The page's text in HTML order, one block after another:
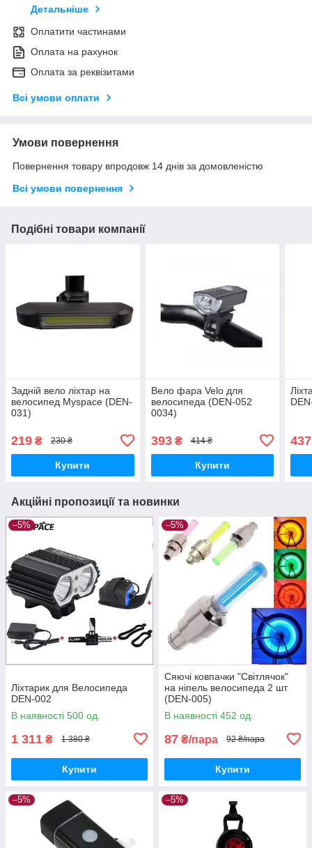
Детальніше
Оплатити частинами
Оплата на рахунок
Оплата за реквізитами
Всі умови оплати
Умови повернення
Повернення товару впродовж 14 днів за домовленістю
Всі умови повернення
Подібні товари компанії
Задній вело ліхтар на
велосипед Myspace (DEN-
031)
219 ₴ 230 ₴
Купити
Вело фара Velo для
велосипеда (DEN-052
0034)
393₴ 414 ₴
Купити
437
Акційні пропозиції та новинки
–5%
Ліхтарик для Велосипеда
DEN-002
В наявності 500 од.
1 311 ₴ 1 380 ₴
Купити
–5%
Сяючі ковпачки "Світлячок"
на ніпель велосипеда 2 шт
(DEN-005)
В наявності 452 од.
87 ₴/пара 92 ₴/пара
Купити
–5% –5%